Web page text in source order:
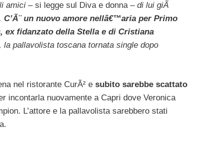
amici – si legge sul Diva e donna – di lui giÃ
C’Ã¨ un nuovo amore nellâ€™aria per Primo
fidanzato della Stella e di Cristiana
la pallavolista toscana tornata single dopo
nel ristorante CurÃ² e subito sarebbe scattato
incontarla nuovamente a Capri dove Veronica
L’attore e la pallavolista sarebbero stati